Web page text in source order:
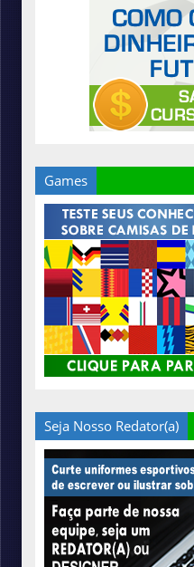
Games
Seja Nosso Redator(a)